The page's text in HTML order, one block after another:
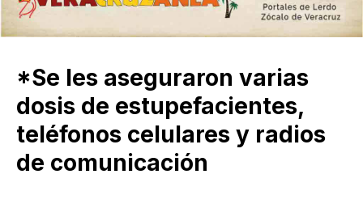
*Se les aseguraron varias
dosis de estupefacientes,
teléfonos celulares y radios
de comunicación